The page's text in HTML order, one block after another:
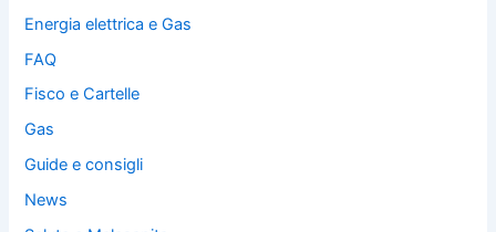
Energia elettrica e Gas
FAQ
Fisco e Cartelle
Gas
Guide e consigli
News